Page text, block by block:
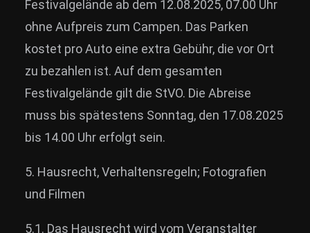
Festivalgelände ab dem 12.08.2025, 07.00 Uhr
ohne Aufpreis zum Campen. Das Parken
kostet pro Auto eine extra Gebühr, die vor Ort
zu bezahlen ist. Auf dem gesamten
Festivalgelände gilt die StVO. Die Abreise
muss bis spätestens Sonntag, den 17.08.2025
bis 14.00 Uhr erfolgt sein.
5. Hausrecht, Verhaltensregeln; Fotografien
und Filmen
5.1. Das Hausrecht wird vom Veranstalter